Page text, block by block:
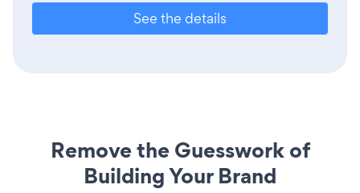
See the details
Remove the Guesswork of
Building Your Brand